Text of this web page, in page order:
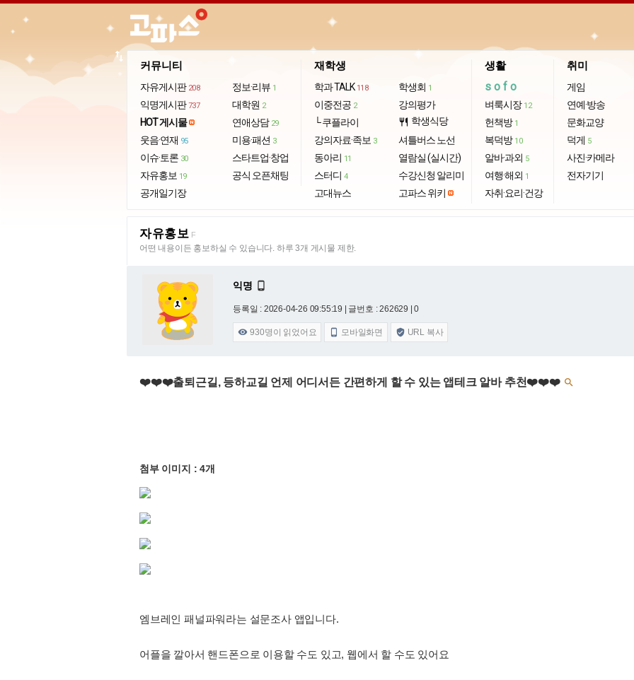
커뮤니티
자유게시판 208
익명게시판 737
HOT 게시물
웃음·연재 95
이슈·토론 30
자유홍보 19
공개일기장
정보·리뷰 1
대학원 2
연애상담 29
미용·패션 3
스타트업·창업
공식 오픈채팅
재학생
학과 TALK 118
이중전공 2
└ 쿠플라이
강의자료·족보 3
동아리 11
스터디 4
고대뉴스
학생회 1
강의평가
restaurant 학생식당
셔틀버스 노선
열람실 (실시간)
수강신청 알리미
고파스 위키
생활
sofo
벼룩시장 12
헌책방 1
복덕방 10
알바·과외 5
여행·해외 1
자취·요리·건강
취미
게임
연예·방송
문화교양
덕게 5
사진·카메라
전자기기
import_export
자유홍보 F
어떤 내용이든 홍보하실 수 있습니다. 하루 3개 게시물 제한.
익명 
등록일 : 2026-04-26 09:55:19 | 글번호 : 262629 | 0
 930명이 읽었어요  모바일화면  URL 복사
❤️❤️❤️출퇴근길, 등하교길 언제 어디서든 간편하게 할 수 있는 앱테크 알바 추천❤️❤️❤️ 
첨부 이미지 : 4개
엠브레인 패널파워라는 설문조사 앱입니다.
어플을 깔아서 핸드폰으로 이용할 수도 있고, 웹에서 할 수도 있어요